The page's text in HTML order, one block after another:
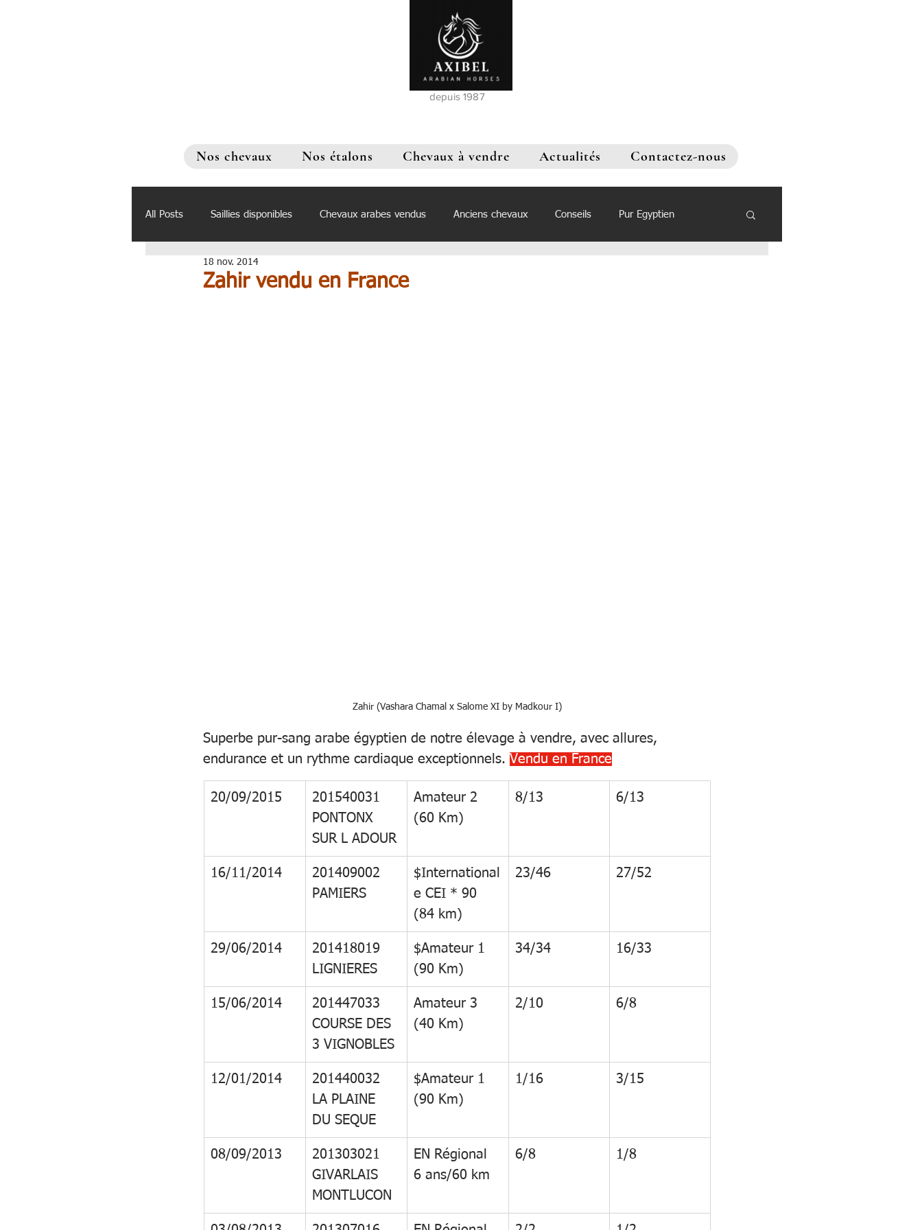
depuis 1987
Nos chevaux Nos étalons Chevaux à vendre Actualités Contactez-nous
All Posts Saillies disponibles Chevaux arabes vendus Anciens chevaux Conseils Pur Egyptien
Zahir vendu en France
18 nov. 2014
Zahir (Vashara Chamal x Salome XI by Madkour I)
Superbe pur-sang arabe égyptien de notre élevage à vendre, avec allures,
endurance et un rythme cardiaque exceptionnels. Vendu en France
20/09/2015
201540031
PONTONX
SUR L ADOUR
Amateur 2
(60 Km)
8/13 6/13
16/11/2014
201409002
PAMIERS
$International
e CEI * 90
(84 km)
23/46 27/52
29/06/2014
201418019
LIGNIERES
$Amateur 1
(90 Km)
34/34 16/33
15/06/2014
201447033
COURSE DES
3 VIGNOBLES
Amateur 3
(40 Km)
2/10 6/8
12/01/2014
201440032
LA PLAINE
DU SEQUE
$Amateur 1
(90 Km)
1/16 3/15
08/09/2013
201303021
GIVARLAIS
MONTLUCON
EN Régional
6 ans/60 km
6/8 1/8